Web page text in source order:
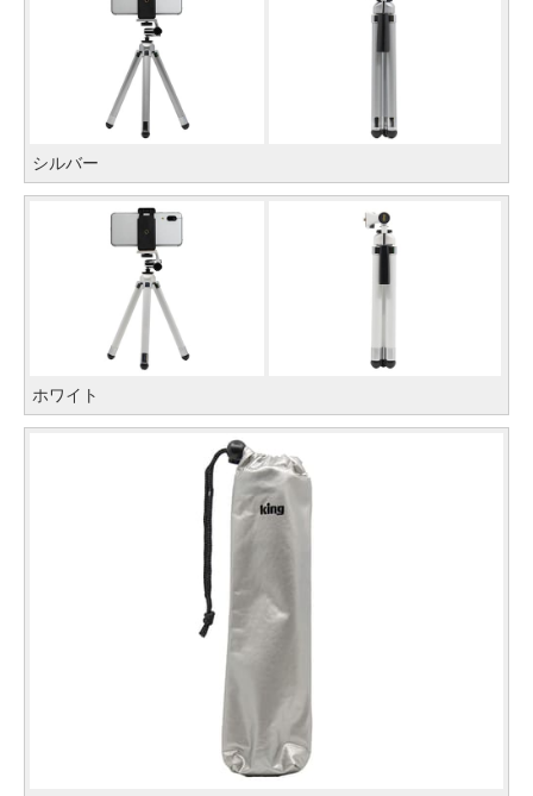
シルバー
ホワイト